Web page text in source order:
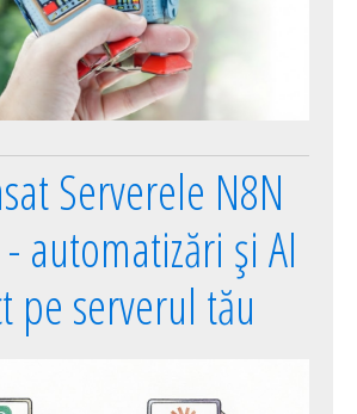
Serverele N8N
automatizări și AI
pe serverul tău